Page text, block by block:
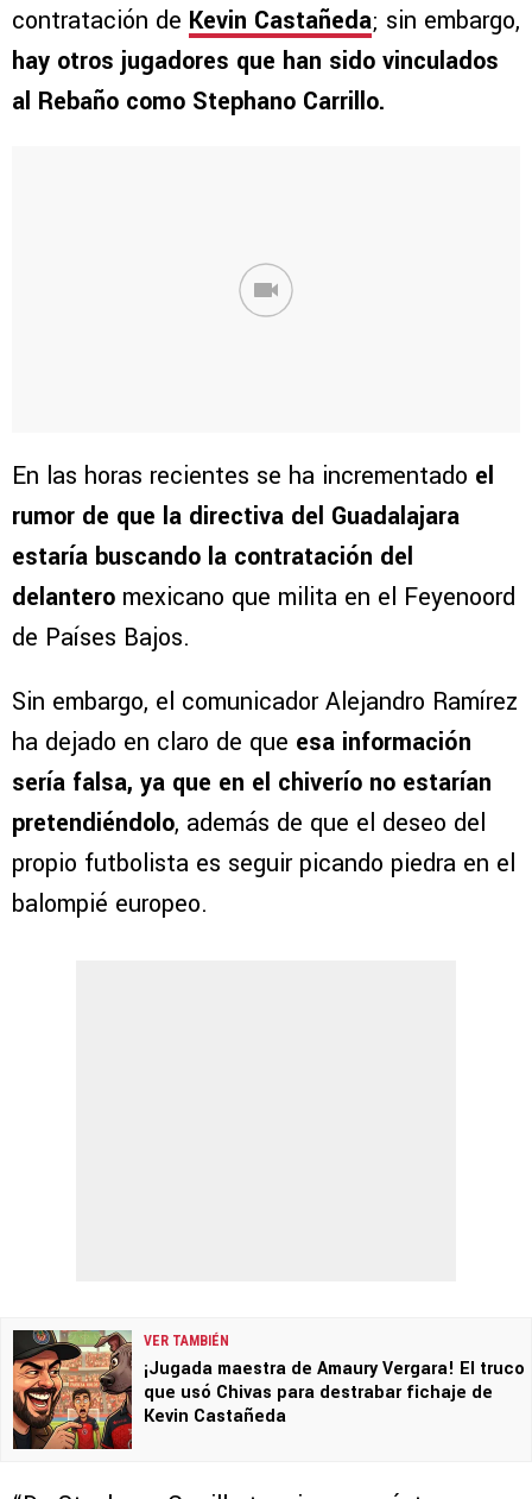
contratación de Kevin Castañeda; sin embargo,
hay otros jugadores que han sido vinculados
al Rebaño como Stephano Carrillo.
En las horas recientes se ha incrementado el
rumor de que la directiva del Guadalajara
estaría buscando la contratación del
delantero mexicano que milita en el Feyenoord
de Países Bajos.
Sin embargo, el comunicador Alejandro Ramírez
ha dejado en claro de que esa información
sería falsa, ya que en el chiverío no estarían
pretendiéndolo, además de que el deseo del
propio futbolista es seguir picando piedra en el
balompié europeo.
VER TAMBIÉN
¡Jugada maestra de Amaury Vergara! El truco
que usó Chivas para destrabar fichaje de
Kevin Castañeda